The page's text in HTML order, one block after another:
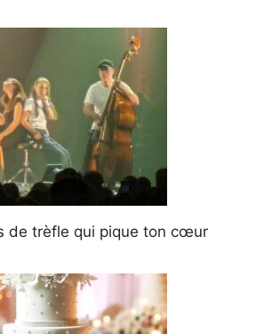
de trèfle qui pique ton cœur